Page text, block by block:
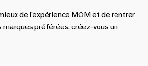
de l'expérience MOM et de rentrer
marques préférées, créez-vous un